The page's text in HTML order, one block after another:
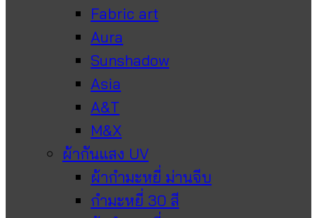
Fabric art
Aura
Sunshadow
Asia
A&T
M&X
ผ้ากันแสง UV
ผ้ากำมะหยี่ ม่านจีบ
กำมะหยี่ 30 สี